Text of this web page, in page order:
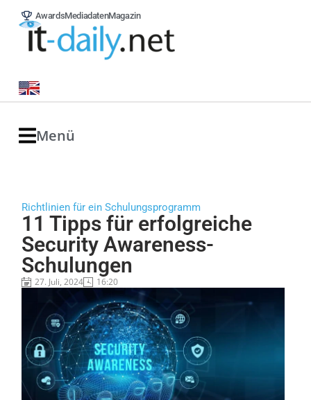
AwardsMediadatenMagazin
Menü
Richtlinien für ein Schulungsprogramm
11 Tipps für erfolgreiche
Security Awareness-
Schulungen
27. Juli, 2024 16:20